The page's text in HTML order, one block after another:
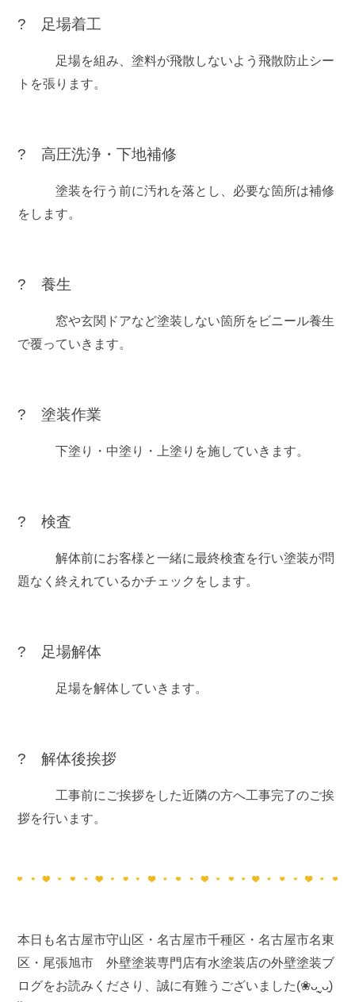
? 足場着工
足場を組み、塗料が飛散しないよう飛散防止シー
トを張ります。
? 高圧洗浄・下地補修
塗装を行う前に汚れを落とし、必要な箇所は補修
をします。
? 養生
窓や玄関ドアなど塗装しない箇所をビニール養生
で覆っていきます。
? 塗装作業
下塗り・中塗り・上塗りを施していきます。
? 検査
解体前にお客様と一緒に最終検査を行い塗装が問
題なく終えれているかチェックをします。
? 足場解体
足場を解体していきます。
? 解体後挨拶
工事前にご挨拶をした近隣の方へ工事完了のご挨
拶を行います。
本日も名古屋市守山区・名古屋市千種区・名古屋市名東
区・尾張旭市 外壁塗装専門店有水塗装店の外壁塗装ブ
ログをお読みくださり、誠に有難うございました(❀ᴗ͈ˬᴗ͈)